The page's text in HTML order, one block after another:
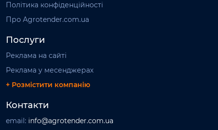
Політика конфіденційності
Про Agrotender.com.ua
Послуги
Реклама на сайті
Реклама у месенджерах
+ Розмістити компанію
Контакти
email: info@agrotender.com.ua